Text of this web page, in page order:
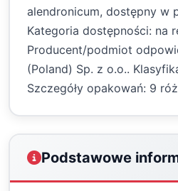
alendronicum, dostępny w
Kategoria dostępności: na
Producent/podmiot
(Poland) Sp. z o.o..
Szczegóły opakowań: 9
Podstawowe